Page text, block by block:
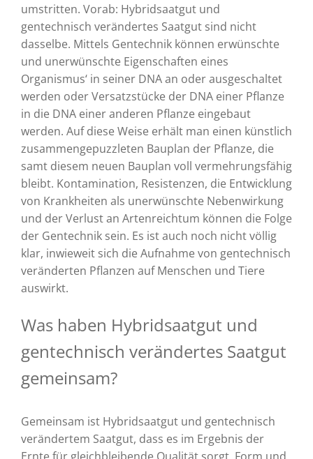
umstritten. Vorab: Hybridsaatgut und
gentechnisch verändertes Saatgut sind nicht
dasselbe. Mittels Gentechnik können erwünschte
und unerwünschte Eigenschaften eines
Organismus‘ in seiner DNA an oder ausgeschaltet
werden oder Versatzstücke der DNA einer Pflanze
in die DNA einer anderen Pflanze eingebaut
werden. Auf diese Weise erhält man einen künstlich
zusammengepuzzleten Bauplan der Pflanze, die
samt diesem neuen Bauplan voll vermehrungsfähig
bleibt. Kontamination, Resistenzen, die Entwicklung
von Krankheiten als unerwünschte Nebenwirkung
und der Verlust an Artenreichtum können die Folge
der Gentechnik sein. Es ist auch noch nicht völlig
klar, inwieweit sich die Aufnahme von gentechnisch
veränderten Pflanzen auf Menschen und Tiere
auswirkt.
Was haben Hybridsaatgut und
gentechnisch verändertes Saatgut
gemeinsam?
Gemeinsam ist Hybridsaatgut und gentechnisch
verändertem Saatgut, dass es im Ergebnis der